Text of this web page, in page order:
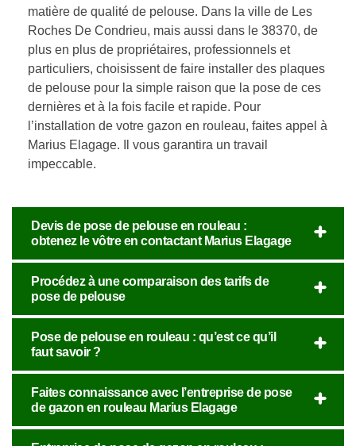
matière de qualité de pelouse. Dans la ville de Les
Roches De Condrieu, mais aussi dans le 38370, de
plus en plus de propriétaires, professionnels et
particuliers, choisissent de faire installer des plaques
de pelouse pour la simple raison que la pose de ces
dernières et à la fois facile et rapide. Pour
l’installation de votre gazon en rouleau, faites appel à
Marius Elagage. Il vous garantira un travail
impeccable.
Devis de pose de pelouse en rouleau :
obtenez le vôtre en contactant Marius Elagage
Procédez à une comparaison des tarifs de
pose de pelouse
Pose de pelouse en rouleau : qu’est ce qu’il
faut savoir ?
Faites connaissance avec l’entreprise de pose
de gazon en rouleau Marius Elagage